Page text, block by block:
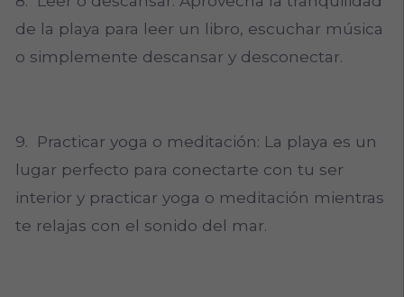
de la playa para leer un libro, escuchar música
o simplemente descansar y desconectar.
9. Practicar yoga o meditación: La playa es un
lugar perfecto para conectarte con tu ser
interior y practicar yoga o meditación mientras
te relajas con el sonido del mar.